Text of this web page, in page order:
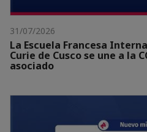
31/07/2026
La Escuela Francesa
Curie de Cusco se une a la
asociado